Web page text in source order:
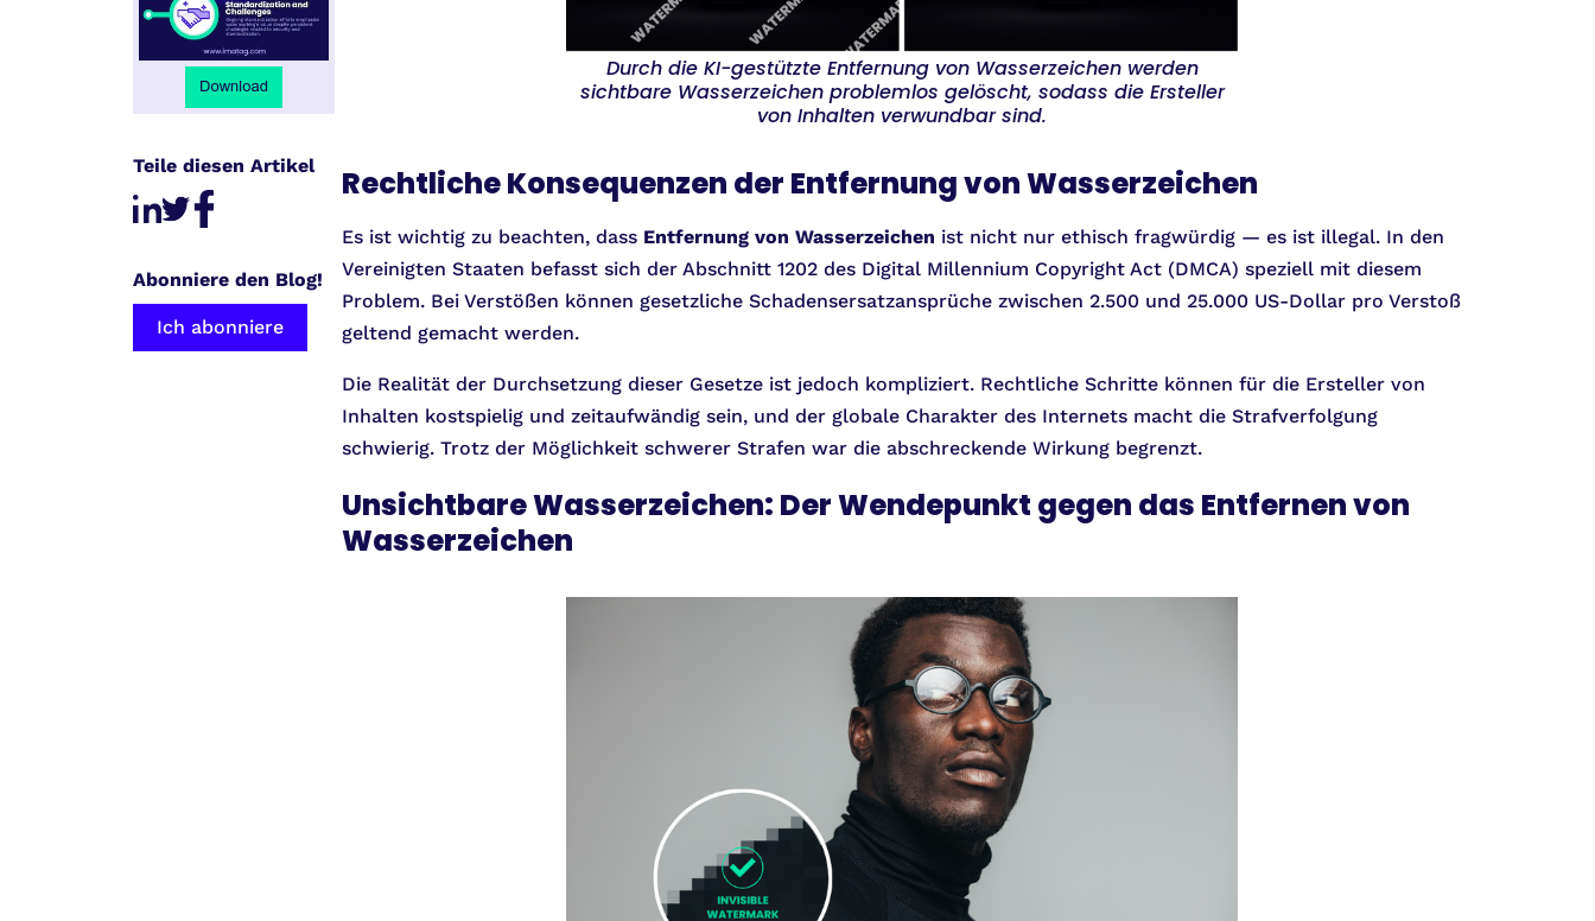
Teile diesen Artikel
Abonniere den Blog!
Ich abonniere
Durch die KI-gestützte Entfernung von Wasserzeichen werden
sichtbare Wasserzeichen problemlos gelöscht, sodass die Ersteller
von Inhalten verwundbar sind.
Rechtliche Konsequenzen der Entfernung von Wasserzeichen
Es ist wichtig zu beachten, dass Entfernung von Wasserzeichen ist nicht nur ethisch fragwürdig — es ist illegal. In den
Vereinigten Staaten befasst sich der Abschnitt 1202 des Digital Millennium Copyright Act (DMCA) speziell mit diesem
Problem. Bei Verstößen können gesetzliche Schadensersatzansprüche zwischen 2.500 und 25.000 US-Dollar pro Verstoß
geltend gemacht werden.
Die Realität der Durchsetzung dieser Gesetze ist jedoch kompliziert. Rechtliche Schritte können für die Ersteller von
Inhalten kostspielig und zeitaufwändig sein, und der globale Charakter des Internets macht die Strafverfolgung
schwierig. Trotz der Möglichkeit schwerer Strafen war die abschreckende Wirkung begrenzt.
Unsichtbare Wasserzeichen: Der Wendepunkt gegen das Entfernen von
Wasserzeichen